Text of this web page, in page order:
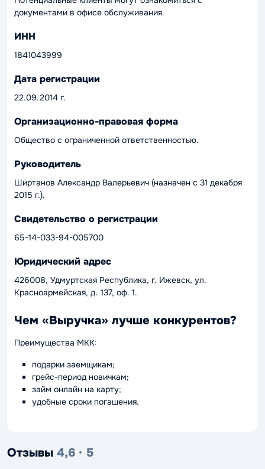
документами в офисе обслуживания.
ИНН
1841043999
Дата регистрации
22.09.2014 г.
Организационно-правовая форма
Общество с ограниченной ответственностью.
Руководитель
Ширтанов Александр Валерьевич (назначен с 31 декабря
2015 г.).
Свидетельство о регистрации
65-14-033-94-005700
Юридический адрес
426008, Удмуртская Республика, г. Ижевск, ул.
Красноармейская, д. 137, оф. 1.
Чем «Выручка» лучше конкурентов?
Преимущества МКК:
подарки заемщикам;
грейс-период новичкам;
займ онлайн на карту;
удобные сроки погашения.
Отзывы 4,6 · 5